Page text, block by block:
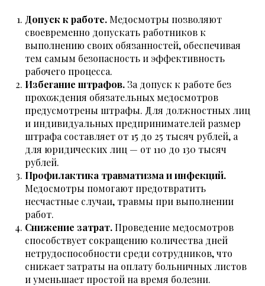
Допуск к работе. Медосмотры позволяют
своевременно допускать работников к
выполнению своих обязанностей, обеспечивая
тем самым безопасность и эффективность
рабочего процесса.
Избегание штрафов. За допуск к работе без
прохождения обязательных медосмотров
предусмотрены штрафы. Для должностных лиц
и индивидуальных предпринимателей размер
штрафа составляет от 15 до 25 тысяч рублей, а
для юридических лиц — от 110 до 130 тысяч
рублей.
Профилактика травматизма и инфекций.
Медосмотры помогают предотвратить
несчастные случаи, травмы при выполнении
работ.
Снижение затрат.Проведение медосмотров
способствует сокращению количества дней
нетрудоспособности среди сотрудников, что
снижает затраты на оплату больничных листов
и уменьшает простой на время болезни.